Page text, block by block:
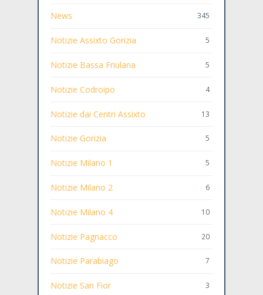
News 345
Notizie Assixto Gorizia 5
Notizie Bassa Friulana 5
Notizie Codroipo 4
Notizie dai Centri Assixto 13
Notizie Gorizia 5
Notizie Milano 1 5
Notizie Milano 2 6
Notizie Milano 4 10
Notizie Pagnacco 20
Notizie Parabiago 7
Notizie San Fior 3